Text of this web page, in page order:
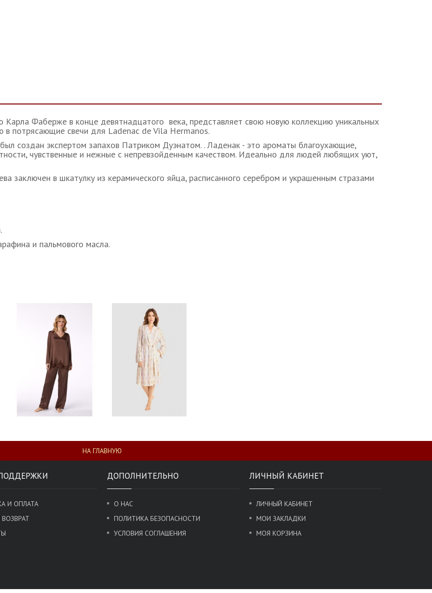
Карла Фаберже в конце девятнадцатого века, представляет свою новую коллекцию уникальных
в потрясающие свечи для Ladenac de Vila Hermanos.
создан экспертом запахов Патриком Дуэнатом. . Ладенак - это ароматы благоухающие,
чувственные и нежные с непревзойденным качеством. Идеально для людей любящих уют,
заключен в шкатулку из керамического яйца, расписанного серебром и украшенным стразами
и пальмового масла.
НА ГЛАВНУЮ
И ОПЛАТА
ДОПОЛНИТЕЛЬНО
О НАС
ПОЛИТИКА БЕЗОПАСНОСТИ
УСЛОВИЯ СОГЛАШЕНИЯ
ЛИЧНЫЙ КАБИНЕТ
ЛИЧНЫЙ КАБИНЕТ
МОИ ЗАКЛАДКИ
МОЯ КОРЗИНА